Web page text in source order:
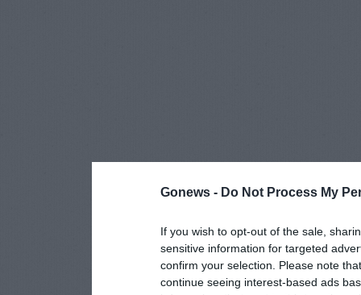
Gonews - Do Not Process My
If you wish to opt-out of the sale,
sensitive information for targeted
confirm your selection. Please note
continue seeing interest-based ads